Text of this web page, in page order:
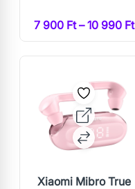
7 900 Ft – 10 990 Ft
Xiaomi Mibro True